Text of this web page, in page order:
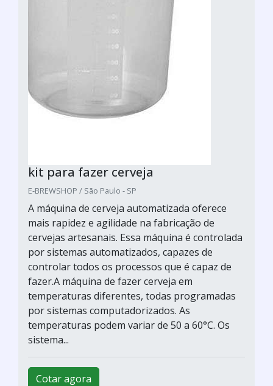
kit para fazer cerveja
E-BREWSHOP / São Paulo - SP
A máquina de cerveja automatizada oferece
mais rapidez e agilidade na fabricação de
cervejas artesanais. Essa máquina é controlada
por sistemas automatizados, capazes de
controlar todos os processos que é capaz de
fazer.A máquina de fazer cerveja em
temperaturas diferentes, todas programadas
por sistemas computadorizados. As
temperaturas podem variar de 50 a 60°C. Os
sistema...
Cotar agora